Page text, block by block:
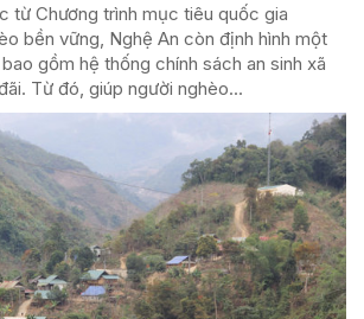
từ Chương trình mục tiêu quốc gia
bền vững, Nghệ An còn định hình một
gồm hệ thống chính sách an sinh xã
Từ đó, giúp người nghèo...